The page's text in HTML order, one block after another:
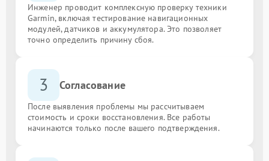
Инженер проводит комплексную проверку техники
Garmin, включая тестирование навигационных
модулей, датчиков и аккумулятора. Это позволяет
точно определить причину сбоя.
3 Согласование
После выявления проблемы мы рассчитываем
стоимость и сроки восстановления. Все работы
начинаются только после вашего подтверждения.